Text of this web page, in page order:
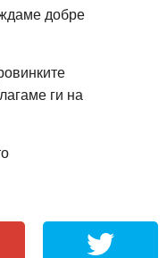
добре
ги на